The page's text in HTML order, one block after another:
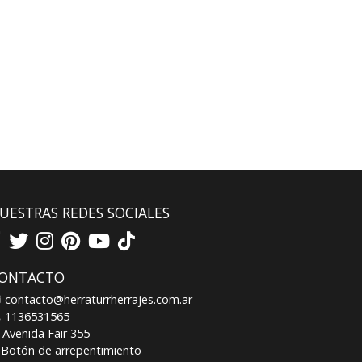
REDES SOCIALES
contacto@herraturrherrajes.com.ar
1136531565
Avenida Fair 355
de arrepentimiento